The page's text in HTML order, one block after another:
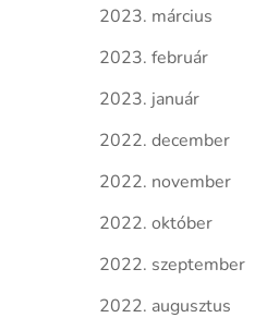
2023. március
2023. február
2023. január
2022. december
2022. november
2022. október
2022. szeptember
2022. augusztus